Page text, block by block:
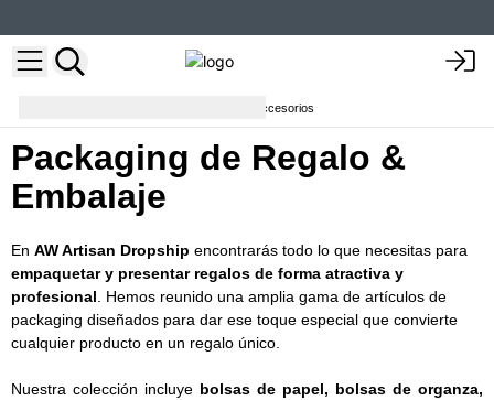
Embalajes, Bolsas de Organza y Accesorios
Packaging de Regalo &
Embalaje
En AW Artisan Dropship encontrarás todo lo que necesitas para
empaquetar y presentar regalos de forma atractiva y
profesional. Hemos reunido una amplia gama de artículos de
packaging diseñados para dar ese toque especial que convierte
cualquier producto en un regalo único.
Nuestra colección incluye bolsas de papel, bolsas de organza,